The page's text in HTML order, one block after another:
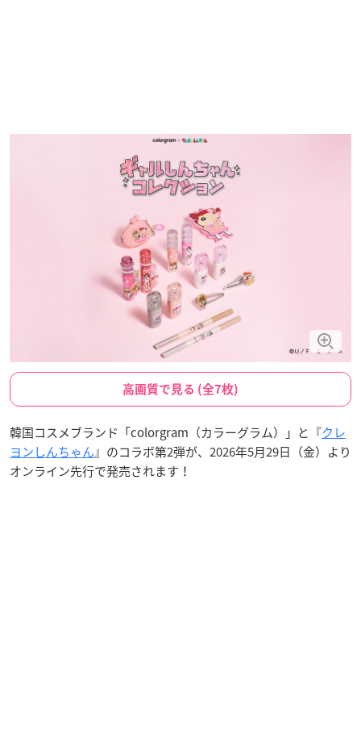
高画質で見る (全7枚)
韓国コスメブランド「colorgram（カラーグラム）」と『クレ
ヨンしんちゃん』のコラボ第2弾が、2026年5月29日（金）より
オンライン先行で発売されます！